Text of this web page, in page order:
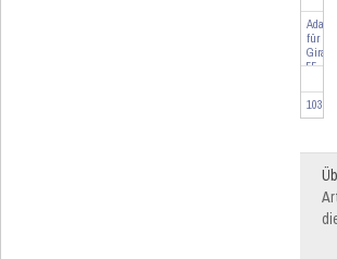
Adapter
für
Gira
55
103091